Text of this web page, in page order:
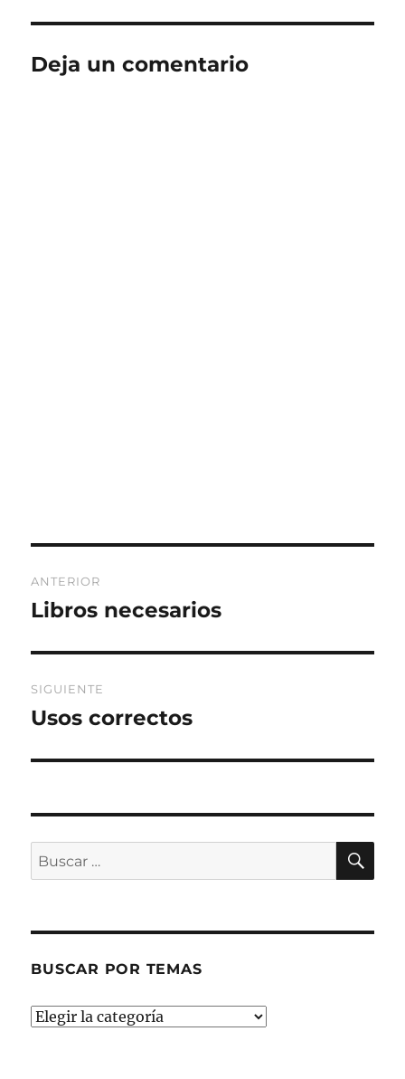
Deja un comentario
de
ANTERIOR
Entrada
Libros necesarios
SIGUIENTE
Entrada
Usos correctos
Buscar
por:
BUSCAR POR TEMAS
Buscar